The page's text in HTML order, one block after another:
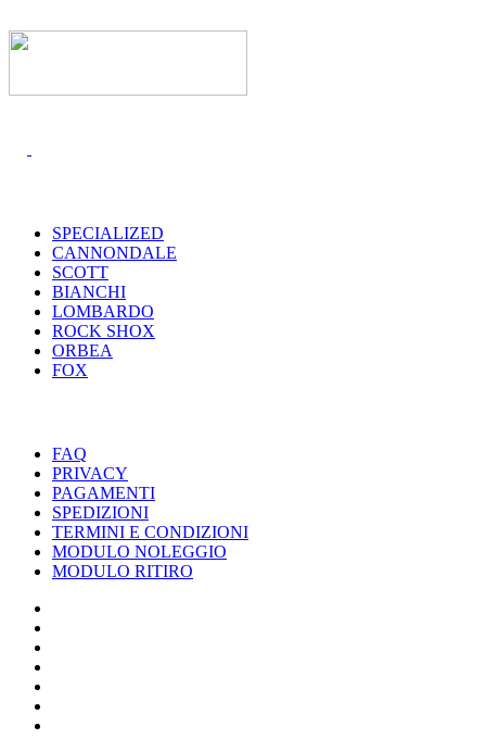
SPECIALIZED
CANNONDALE
SCOTT
BIANCHI
LOMBARDO
ROCK SHOX
ORBEA
FOX
FAQ
PRIVACY
PAGAMENTI
SPEDIZIONI
TERMINI E CONDIZIONI
MODULO NOLEGGIO
MODULO RITIRO